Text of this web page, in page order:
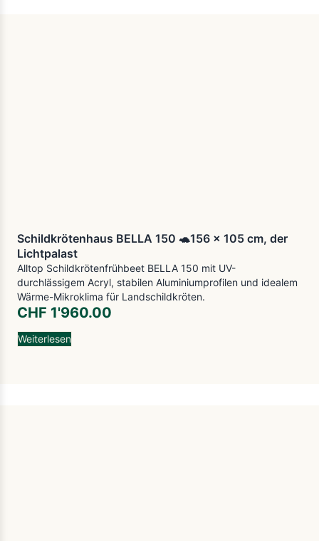
Schildkrötenhaus BELLA 150 🐢156 x 105 cm, der
Lichtpalast
Alltop Schildkrötenfrühbeet BELLA 150 mit UV-
durchlässigem Acryl, stabilen Aluminiumprofilen und idealem
Wärme-Mikroklima für Landschildkröten.
CHF 1'960.00
Weiterlesen